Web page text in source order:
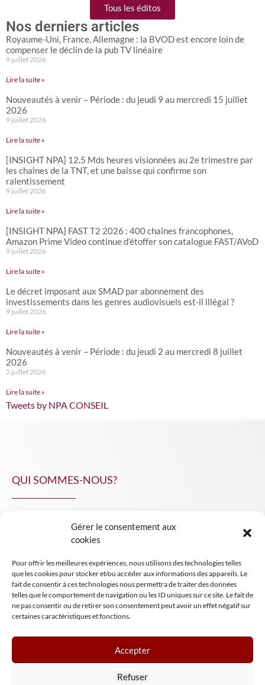
Gérer le consentement aux
cookies
Pour offrir les meilleures expériences, nous utilisons des technologies telles
que les cookies pour stocker et/ou accéder aux informations des appareils. Le
fait de consentir à ces technologies nous permettra de traiter des données
telles que le comportement de navigation ou les ID uniques sur ce site. Le fait de
ne pas consentir ou de retirer son consentement peut avoir un effet négatif sur
certaines caractéristiques et fonctions.
Accepter
Refuser
Tous les éditos
Nos derniers articles
Royaume-Uni, France, Allemagne : la BVOD est encore loin de
compenser le déclin de la pub TV linéaire
9 juillet 2026
Lire la suite »
Nouveautés à venir – Période : du jeudi 9 au mercredi 15 juillet
2026
9 juillet 2026
Lire la suite »
[INSIGHT NPA] 12,5 Mds heures visionnées au 2e trimestre par
les chaînes de la TNT, et une baisse qui confirme son
ralentissement
9 juillet 2026
Lire la suite »
[INSIGHT NPA] FAST T2 2026 : 400 chaînes francophones,
Amazon Prime Video continue d’étoffer son catalogue FAST/AVoD
9 juillet 2026
Lire la suite »
Le décret imposant aux SMAD par abonnement des
investissements dans les genres audiovisuels est-il illégal ?
9 juillet 2026
Lire la suite »
Nouveautés à venir – Période : du jeudi 2 au mercredi 8 juillet
2026
2 juillet 2026
Lire la suite »
Tweets by NPA CONSEIL
QUI SOMMES-NOUS?
INSIGHT NPA
Mentions légales